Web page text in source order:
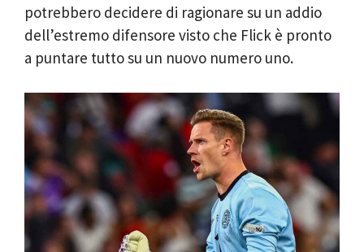
potrebbero decidere di ragionare su un addio
dell’estremo difensore visto che Flick è pronto
a puntare tutto su un nuovo numero uno.